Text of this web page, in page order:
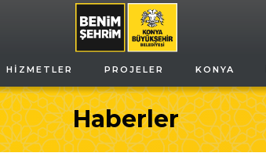
HIZMETLER PROJELER KONYA
Haberler